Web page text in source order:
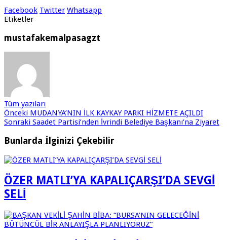
Facebook Twitter Whatsapp
Etiketler
mustafakemalpasagzt
Tüm yazıları
Önceki MUDANYA’NIN İLK KAYKAY PARKI HİZMETE AÇILDI
Sonraki Saadet Partisi’nden İvrindi Belediye Başkanı’na Ziyaret
Bunlarda İlginizi Çekebilir
ÖZER MATLI’YA KAPALIÇARŞI’DA SEVGİ
SELİ